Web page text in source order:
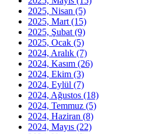
2025, Nisan (5)
2025, Mart (15)
2025, Şubat (9)
2025, Ocak (5)
2024, Aralık (7)
2024, Kasım (26)
2024, Ekim (3)
2024, Eylül (7)
2024, Ağustos (18)
2024, Temmuz (5)
2024, Haziran (8)
2024, Mayıs (22)